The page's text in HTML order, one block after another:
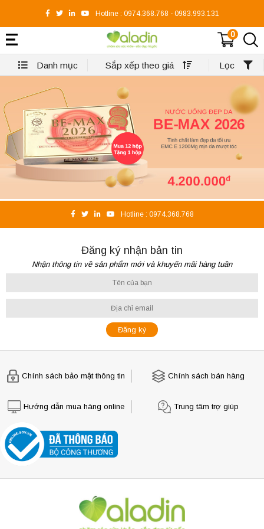
Hotline : 0974.368.768 - 0983.993.131
0
Danh mục Sắp xếp theo giá Lọc
Hotline : 0974.368.768
Đăng ký nhận bản tin
Nhận thông tin về sản phẩm mới và khuyến mãi hàng tuần
Chính sách bảo mật thông tin Chính sách bán hàng
Hướng dẫn mua hàng online Trung tâm trợ giúp